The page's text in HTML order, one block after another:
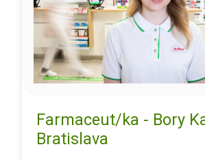
Farmaceut/ka - Bory
Bratislava